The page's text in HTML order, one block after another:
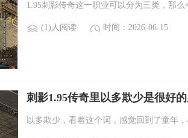
1.95刺影传奇这一职业可以分为三类，那么
(1)人阅读 时间：2026-06-15
刺影1.95传奇里以多欺少是很好
以多欺少，看着这个词，感觉回到了童年